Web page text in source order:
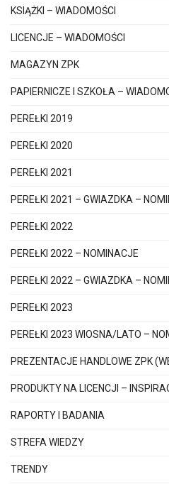
KSIĄŻKI – WIADOMOŚCI
LICENCJE – WIADOMOŚCI
MAGAZYN ZPK
PAPIERNICZE I SZKOŁA –
PEREŁKI 2019
PEREŁKI 2020
PEREŁKI 2021
PEREŁKI 2021 – GWIAZDKA –
PEREŁKI 2022
PEREŁKI 2022 – NOMINACJE
PEREŁKI 2022 – GWIAZDKA –
PEREŁKI 2023
PEREŁKI 2023 WIOSNA/LATO –
PREZENTACJE HANDLOWE ZPK
PRODUKTY NA LICENCJI –
RAPORTY I BADANIA
STREFA WIEDZY
TRENDY